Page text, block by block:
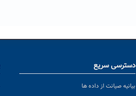
دسترسی سریع
بیانیه صیانت از داده ها